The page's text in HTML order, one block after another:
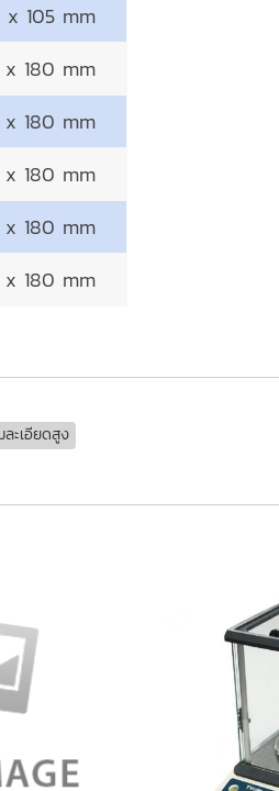
x 105 mm
x 180 mm
x 180 mm
x 180 mm
x 180 mm
x 180 mm
ละเอียดสูง